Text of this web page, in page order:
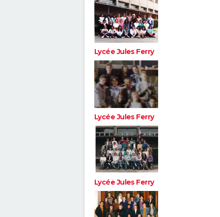
Lycée Jules Ferry
Lycée Jules Ferry
Lycée Jules Ferry